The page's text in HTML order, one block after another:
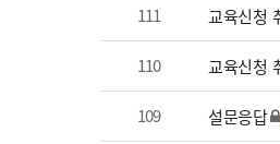
111 교육신청
110 교육신청
109 설문응답